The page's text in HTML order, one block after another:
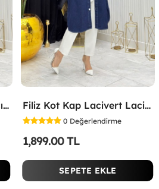
Filiz Kot Kap Açık Mavi Açık Mavi Filiz Kot Kap Lacivert Lacivert
0 Değerlendirme
1,899.00 TL
SEPETE EKLE